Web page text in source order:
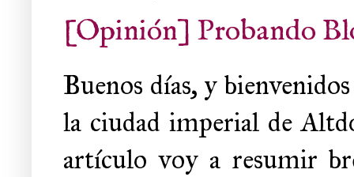
[Opinión] Probando
Buenos días, y
la ciudad imperial de
artículo voy a resumir